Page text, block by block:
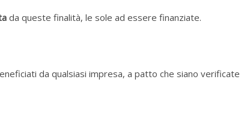
da queste finalità, le sole ad essere finanziate.
da qualsiasi impresa, a patto che siano verificate